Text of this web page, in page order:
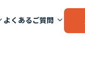
よくあるご質問